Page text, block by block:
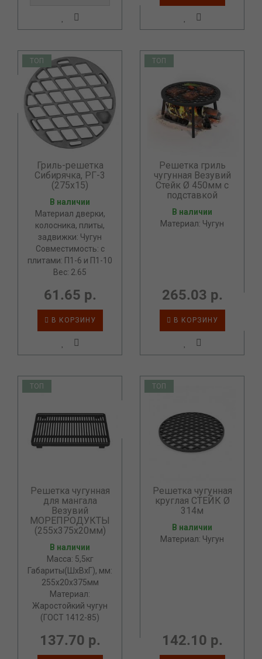
ТОП
Гриль-решетка
Сибирячка, РГ-3
(275х15)
В наличии
Материал дверки,
колосника, плиты,
задвижки: Чугун
Совместимость: с
плитами: П1-6 и П1-10
Вес: 2.65
61.65 р.
В КОРЗИНУ
ТОП
Решетка гриль
чугунная Везувий
Стейк Ø 450мм с
подставкой
В наличии
Материал: Чугун
265.03 р.
В КОРЗИНУ
ТОП
Решетка чугунная
для мангала
Везувий
МОРЕПРОДУКТЫ
(255х375х20мм)
В наличии
Масса: 5,5кг
Габариты(ШхВхГ), мм:
255х20х375мм
Материал:
Жаростойкий чугун
(ГОСТ 1412-85)
137.70 р.
ТОП
Решетка чугунная
круглая СТЕЙК Ø
314м
В наличии
Материал: Чугун
142.10 р.